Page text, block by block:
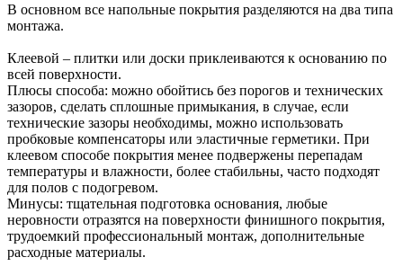
В основном все напольные покрытия разделяются на два типа
монтажа.
Клеевой – плитки или доски приклеиваются к основанию по
всей поверхности.
Плюсы способа: можно обойтись без порогов и технических
зазоров, сделать сплошные примыкания, в случае, если
технические зазоры необходимы, можно использовать
пробковые компенсаторы или эластичные герметики. При
клеевом способе покрытия менее подвержены перепадам
температуры и влажности, более стабильны, часто подходят
для полов с подогревом.
Минусы: тщательная подготовка основания, любые
неровности отразятся на поверхности финишного покрытия,
трудоемкий профессиональный монтаж, дополнительные
расходные материалы.